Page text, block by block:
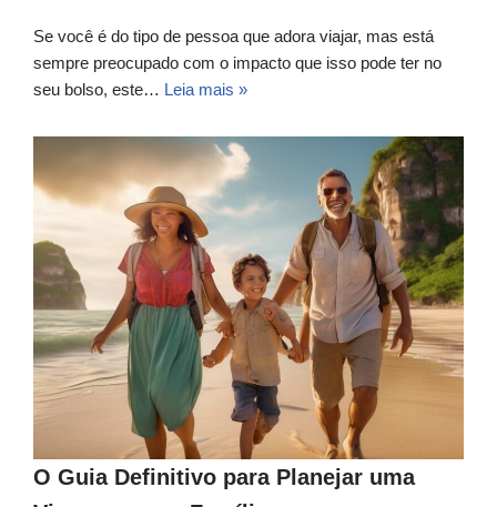
Se você é do tipo de pessoa que adora viajar, mas está
sempre preocupado com o impacto que isso pode ter no
seu bolso, este… Leia mais »
O Guia Definitivo para Planejar uma